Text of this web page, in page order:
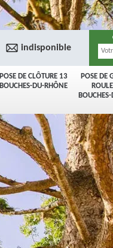
POSE DE CLÔTURE 13
BOUCHES-DU-RHÔNE
POSE DE
indisponible